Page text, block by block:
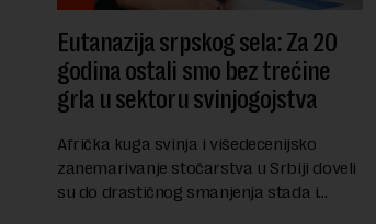
Eutanazija srpskog sela: Za 20
godina ostali smo bez trećine
grla u sektoru svinjogojstva
Afrička kuga svinja i višedecenijsko
zanemarivanje stočarstva u Srbiji doveli
su do drastičnog smanjenja stada i